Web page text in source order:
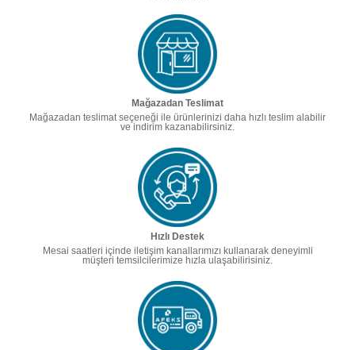
Mağazadan Teslimat
Mağazadan teslimat seçeneği ile ürünlerinizi daha hızlı teslim alabilir
ve indirim kazanabilirsiniz.
Hızlı Destek
Mesai saatleri içinde iletişim kanallarımızı kullanarak deneyimli
müşteri temsilcilerimize hızla ulaşabilirisiniz.